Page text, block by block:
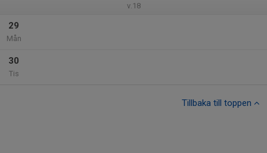
v.18
29
Mån
30
Tis
Tillbaka till toppen